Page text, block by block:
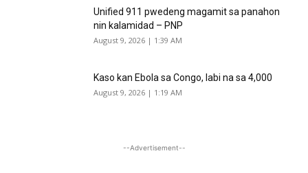
Unified 911 pwedeng magamit sa panahon
nin kalamidad – PNP
August 9, 2026 | 1:39 AM
Kaso kan Ebola sa Congo, labi na sa 4,000
August 9, 2026 | 1:19 AM
--Advertisement--